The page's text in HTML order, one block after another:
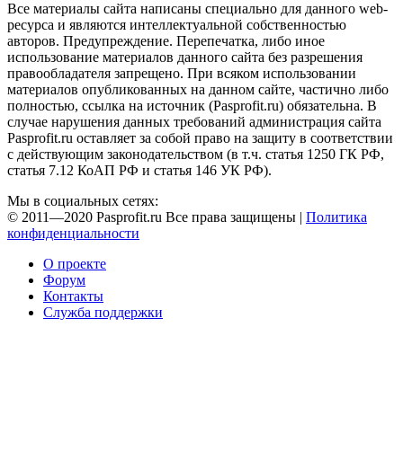
Все материалы сайта написаны специально для данного web-
ресурса и являются интеллектуальной собственностью
авторов. Предупреждение. Перепечатка, либо иное
использование материалов данного сайта без разрешения
правообладателя запрещено. При всяком использовании
материалов опубликованных на данном сайте, частично либо
полностью, ссылка на источник (Pasprofit.ru) обязательна. В
случае нарушения данных требований администрация сайта
Pasprofit.ru оставляет за собой право на защиту в соответствии
с действующим законодательством (в т.ч. статья 1250 ГК РФ,
статья 7.12 КоАП РФ и статья 146 УК РФ).
Мы в социальных сетях:
© 2011—2020 Pasprofit.ru Все права защищены | Политика
конфиденциальности
О проекте
Форум
Контакты
Служба поддержки